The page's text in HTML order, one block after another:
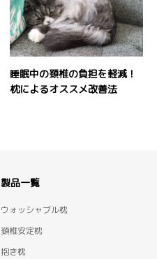
睡眠中の頚椎の負担を軽減！
枕によるオススメ改善法
製品一覧
ウォッシャブル枕
頚椎安定枕
抱き枕